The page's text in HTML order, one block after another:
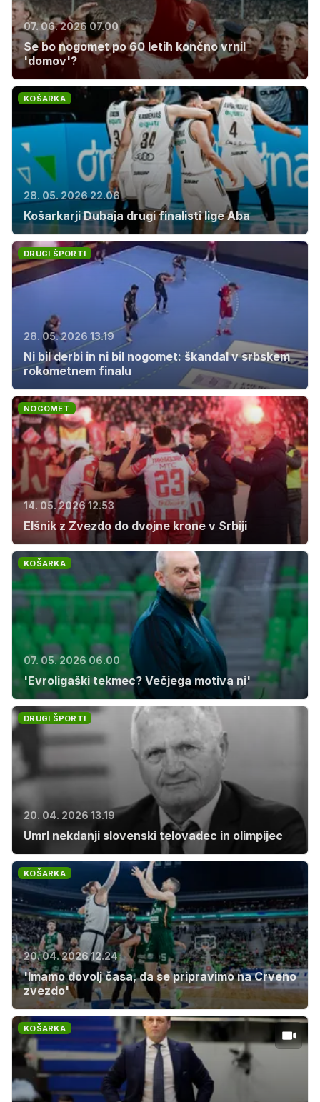
07. 06. 2026 07.00
Se bo nogomet po 60 letih končno vrnil
'domov'?
KOŠARKA
28. 05. 2026 22.06
Košarkarji Dubaja drugi finalisti lige Aba
DRUGI ŠPORTI
28. 05. 2026 13.19
Ni bil derbi in ni bil nogomet: škandal v srbskem
rokometnem finalu
NOGOMET
14. 05. 2026 12.53
Elšnik z Zvezdo do dvojne krone v Srbiji
KOŠARKA
07. 05. 2026 06.00
'Evroligaški tekmec? Večjega motiva ni'
DRUGI ŠPORTI
20. 04. 2026 13.19
Umrl nekdanji slovenski telovadec in olimpijec
KOŠARKA
20. 04. 2026 12.24
'Imamo dovolj časa, da se pripravimo na Crveno
zvezdo'
KOŠARKA